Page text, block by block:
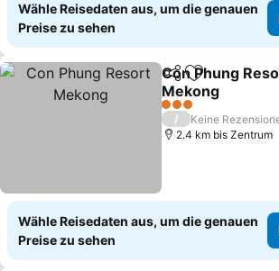
Wähle Reisedaten aus, um die genauen
Preise zu sehen
TeilenZu Favoriten
Con Phung
Mekong
Preise sehen
3 Sterne
/
Keine
2.4 km bis Zentrum
Wähle Reisedaten aus, um die genauen
Preise zu sehen